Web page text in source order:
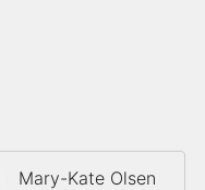
Mary-Kate Olsen